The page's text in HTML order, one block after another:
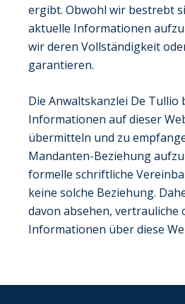
ergibt. Obwohl wir bestrebt
aktuelle Informationen
wir deren Vollständigkeit
garantieren.
Die Anwaltskanzlei De Tullio
Informationen auf dieser
übermitteln und zu
Mandanten-Beziehung
formelle schriftliche
keine solche Beziehung.
davon absehen, vertrauliche
Informationen über diese